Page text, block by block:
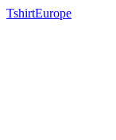
TshirtEurope